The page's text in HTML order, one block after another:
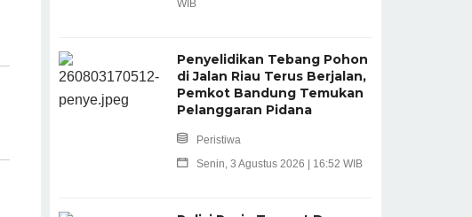
WIB
Penyelidikan Tebang Pohon
di Jalan Riau Terus Berjalan,
Pemkot Bandung Temukan
Pelanggaran Pidana
Peristiwa
Senin, 3 Agustus 2026 | 16:52 WIB